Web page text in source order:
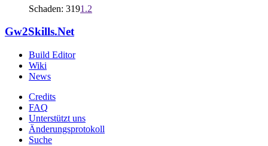
Schaden: 3191.2
Gw2Skills.Net
Build Editor
Wiki
News
Credits
FAQ
Unterstützt uns
Änderungsprotokoll
Suche